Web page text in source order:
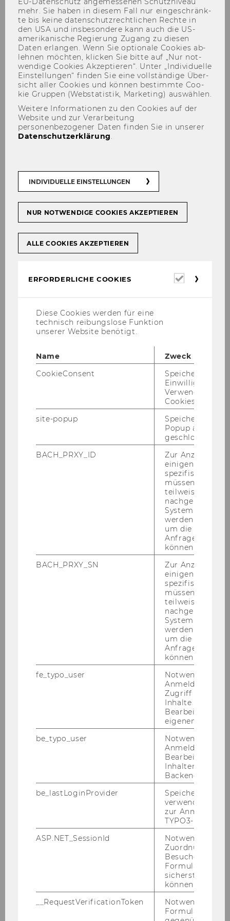
Team
Ab­tei­lungs­lei­tung:
Univ.-Prof. Dr. Chris­ti­an Rieg­ler
Chris­ti­na Stoff
Uni­ver­si­täts­do­zen­tin Dr. Kat­rin Weiskirchner-​
Merten
Uni­ver­si­täts­as­sis­tent*in post doc:
Uni­ver­si­täts­as­sis­tent*in prae doc:
Se­ni­or Lec­tu­rer:
Ge­rald Ei­sen­hut, MSc (WU)
Wis­sen­schaft­li­che Mit­ar­bei­ter*innen:
Gast­for­scher*innen:
Ex­ter­ne Lek­tor*innen:
Ma­xi­mi­li­an Schmidl, LL.M., MSc
Dr. Ha­rald Schwar­ze­cker
Unternehmensrechnung und Controlling
Univ.-Prof. Dr. Christian Riegler
Universitätsdozentin Dr. Katrin
Weiskirchner-Merten, BSc
Lukas Seidl, MSc (WU)
Mag. Achim Hartmann
mehr. Sie haben in die­sem Fall nur ein­ge­schränk­
te bis keine da­ten­schutz­recht­li­chen Rech­te in
den USA und ins­be­son­de­re kann auch die US-​
amerikanische Re­gie­rung Zu­gang zu die­sen
Daten er­lan­gen. Wenn Sie op­tio­na­le Coo­kies ab­
leh­nen möch­ten, kli­cken Sie bitte auf „Nur not­
wen­di­ge Coo­kies Ak­zep­tie­ren“. Unter „In­di­vi­du­el­le
Ein­stel­lun­gen“ fin­den Sie eine voll­stän­di­ge Über­
sicht aller Coo­kies und kön­nen be­stimm­te Coo­
kie Grup­pen (Web­sta­tis­tik, Mar­ke­ting) aus­wäh­len.
Weitere Informationen zu den Cookies auf der
Website und zur Verarbeitung
personenbezogener Daten finden Sie in unserer
Datenschutzerklärung
INDIVIDUELLE EINSTELLUNGEN
NUR NOTWENDIGE COOKIES AKZEPTIEREN
ALLE COOKIES AKZEPTIEREN
ERFORDERLICHE COOKIES
Diese Cookies werden für eine
technisch reibungslose Funktion
unserer Website benötigt.
Name
Zweck
CookieConsent
Speichert Ihre
Einwilligung zur
Verwendung von
Cookies.
site-popup
Speichert ob ein
Popup
geschlossen
BACH_PRXY_ID
Zur Anzeige von
einigen WU-
spezifischen
müssen
teilweise von
nachgelagerten
System
werden.
um die Antwort
Anfrage
können.
BACH_PRXY_SN
Zur Anzeige von
einigen WU-
spezifischen
müssen
teilweise von
nachgelagerten
System
werden.
um die Antwort
Anfrage
können.
fe_typo_user
Notwendig für
Anmeldung und
Zugriff auf
Inhalte oder zur
Bearbeitung des
eigenen Profils.
be_typo_user
Notwendig für
Anmeldung und
Bearbeitung von
Inhalten im
Backend.
be_lastLoginProvider
Speichert die
verwendete
zur Anmeldung
TYPO3-Backend.
ASP.NET_SessionId
Notwendig, um
Zuordnung von
Besucher zu
sicherstellen zu
können.
__RequestVerificationToken
Notwendig, um